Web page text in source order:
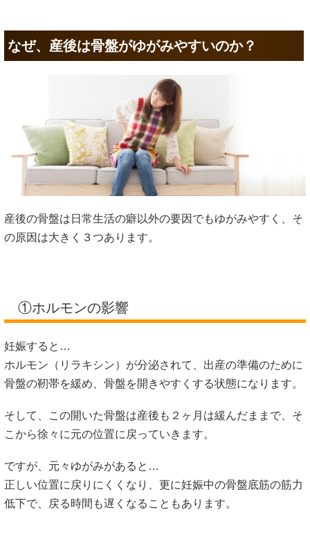
なぜ、産後は骨盤がゆがみやすいのか？
産後の骨盤は日常生活の癖以外の要因でもゆがみやすく、そ
の原因は大きく３つあります。
①ホルモンの影響
妊娠すると…
ホルモン（リラキシン）が分泌されて、出産の準備のために
骨盤の靭帯を緩め、骨盤を開きやすくする状態になります。
そして、この開いた骨盤は産後も２ヶ月は緩んだままで、そ
こから徐々に元の位置に戻っていきます。
ですが、元々ゆがみがあると…
正しい位置に戻りにくくなり、更に妊娠中の骨盤底筋の筋力
低下で、戻る時間も遅くなることもあります。